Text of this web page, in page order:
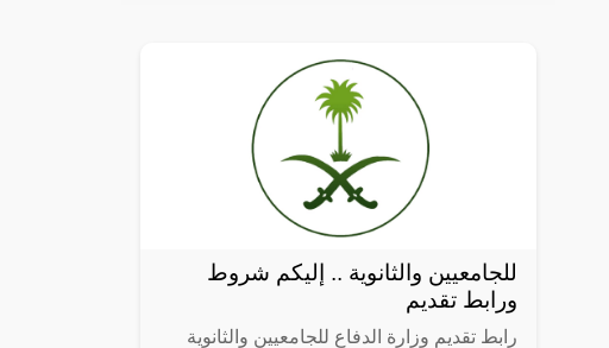
للجامعيين والثانوية .. إليكم شروط
ورابط تقديم
رابط تقديم وزارة الدفاع للجامعيين والثانوية